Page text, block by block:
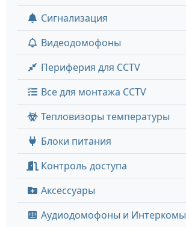
Сигнализация
Видеодомофоны
Периферия для CCTV
Все для монтажа CCTV
Тепловизоры температуры
Блоки питания
Контроль доступа
Аксессуары
Аудиодомофоны и Интеркомы